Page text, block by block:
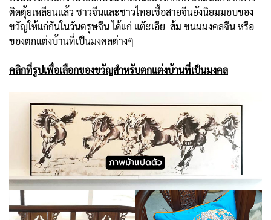
ติดตุ้ยเหลียนแล้ว ชาวจีนและชาวไทยเชื้อสายจีนยังนิยมมอบของ
ขวัญให้แก่กันในวันตรุษจีน ได้แก่ แต๊ะเอีย ส้ม ขนมมงคลจีน หรือ
ของตกแต่งบ้านที่เป็นมงคลต่างๆ
คลิกที่รูปเพื่อเลือกของขวัญสำหรับตกแต่งบ้านที่เป็นมงคล